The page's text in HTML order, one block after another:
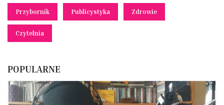
Przybornik Publicystyka Zdrowie
Czytelnia
POPULARNE